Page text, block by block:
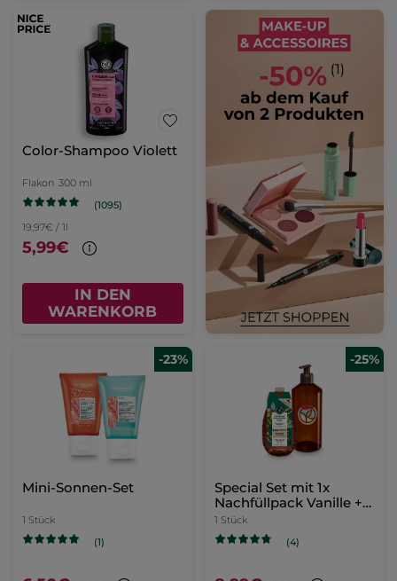
Color-Shampoo Violett
Flakon 300 ml
(1095)
19,97€ / 1l
5,99€
IN DEN
WARENKORB
-23%
Mini-Sonnen-Set
1 Stück
(1)
-25%
Special Set mit 1x
Nachfüllpack Vanille +
1x Nachfüllbare Flasche
1 Stück
(4)